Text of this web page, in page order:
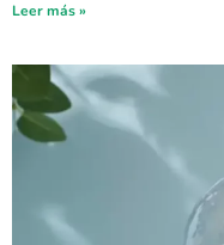
Leer más »